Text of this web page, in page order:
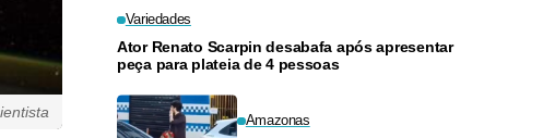
Variedades
Ator Renato Scarpin desabafa após apresentar
peça para plateia de 4 pessoas
Amazonas